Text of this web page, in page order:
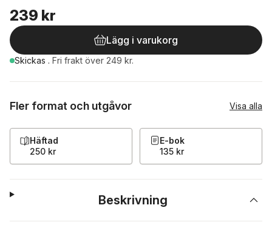
239 kr
Lägg i varukorg
Skickas . Fri frakt över 249 kr.
Fler format och utgåvor Visa alla
Häftad
250 kr
E-bok
135 kr
Beskrivning